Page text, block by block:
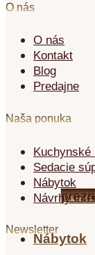
Nábytok
O nás
O nás
Kontakt
Blog
Predajne
Naša ponuka
Kuchynské
Sedacie
Nábytok
Návrhy
Newsletter